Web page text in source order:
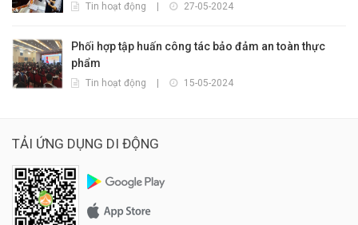
Tin hoạt động 27-05-2024
Phối hợp tập huấn công tác bảo đảm an toàn thực
phẩm
Tin hoạt động 15-05-2024
TẢI ỨNG DỤNG DI ĐỘNG